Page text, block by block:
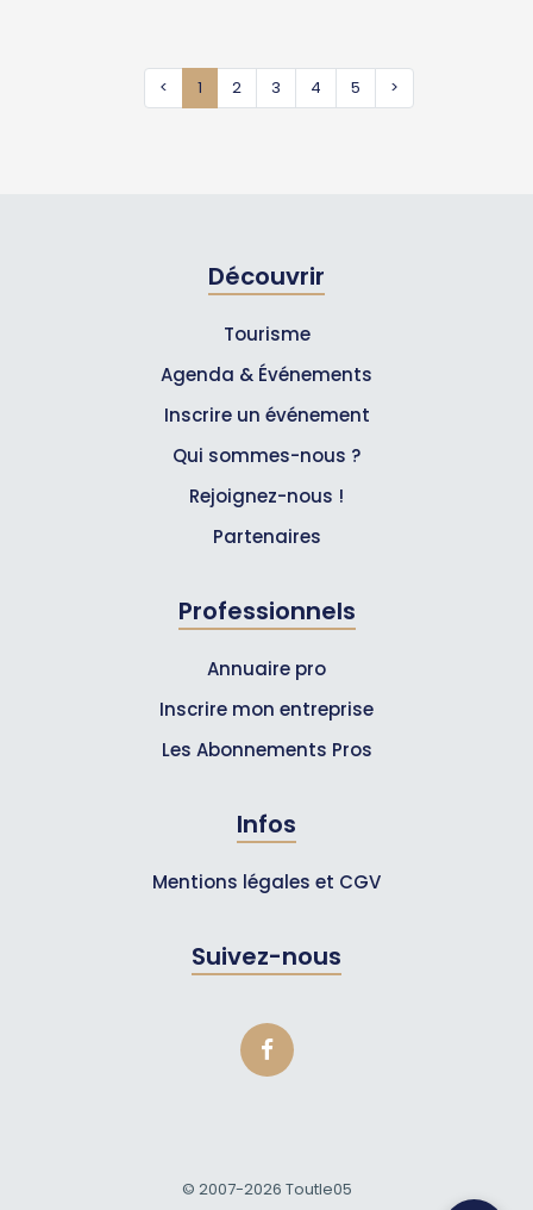
< 1 2 3 4 5 >
Découvrir
Tourisme
Agenda & Événements
Inscrire un événement
Qui sommes-nous ?
Rejoignez-nous !
Partenaires
Professionnels
Annuaire pro
Inscrire mon entreprise
Les Abonnements Pros
Infos
Mentions légales et CGV
Suivez-nous
© 2007-2026 Toutle05